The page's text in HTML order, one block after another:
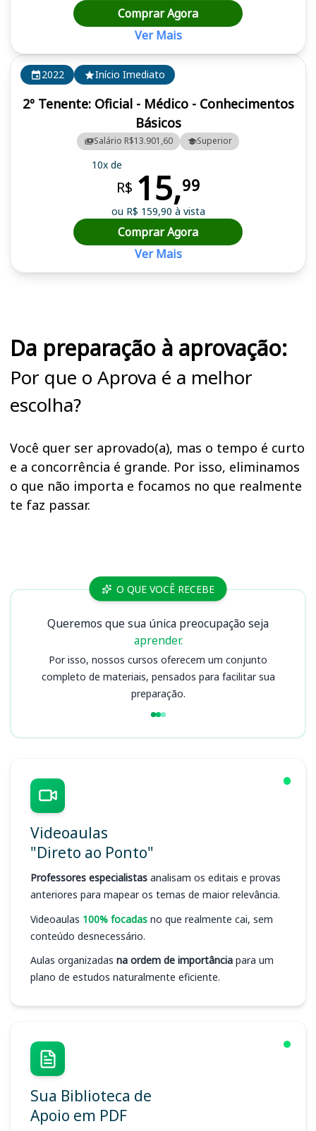
2022 Início Imediato
2º Tenente: Oficial - Médico - Conhecimentos
Básicos
Salário R$13.901,60 Superior
10x de
R$ 15,99
ou R$ 159,90 à vista
Comprar Agora
Ver Mais
Comprar Agora
Ver Mais
Da preparação à aprovação:
Por que o Aprova é a melhor
escolha?
Você quer ser aprovado(a), mas o tempo é curto
e a concorrência é grande. Por isso, eliminamos
o que não importa e focamos no que realmente
te faz passar.
Cursos CBM GOO QUE VOCÊ RECEBE
Queremos que sua única preocupação seja
aprender.
Por isso, nossos cursos oferecem um conjunto
completo de materiais, pensados para facilitar sua
preparação.
Videoaulas
"Direto ao Ponto"
Professores especialistas analisam os editais e provas
anteriores para mapear os temas de maior relevância.
Videoaulas 100% focadas no que realmente cai, sem
conteúdo desnecessário.
Aulas organizadas na ordem de importância para um
plano de estudos naturalmente eficiente.
Sua Biblioteca de
Apoio em PDF